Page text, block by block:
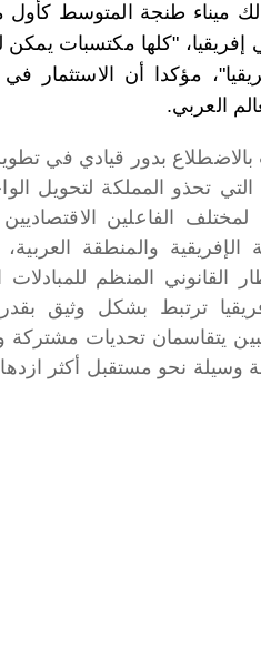
ميناء طنجة المتوسط كأول
"كلها مكتسبات يمكن
مؤكدا أن الاستثمار
العربي.
بدور قيادي في تطوير
تحذو المملكة لتحويل
الفاعلين
الإفريقية والمنطقة
القانوني المنظم للمبادلات
ترتبط بشكل وثيق
يتقاسمان تحديات
وسيلة نحو مستقبل أكثر